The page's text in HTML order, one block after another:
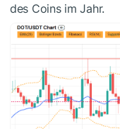
des Coins im Jahr.